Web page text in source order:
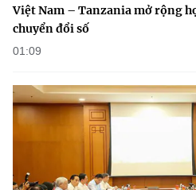
Việt Nam – Tanzania mở rộng
chuyển đổi số
01:09